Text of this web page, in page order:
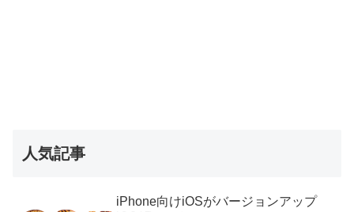
人気記事
iPhone向けiOSがバージョンアップ